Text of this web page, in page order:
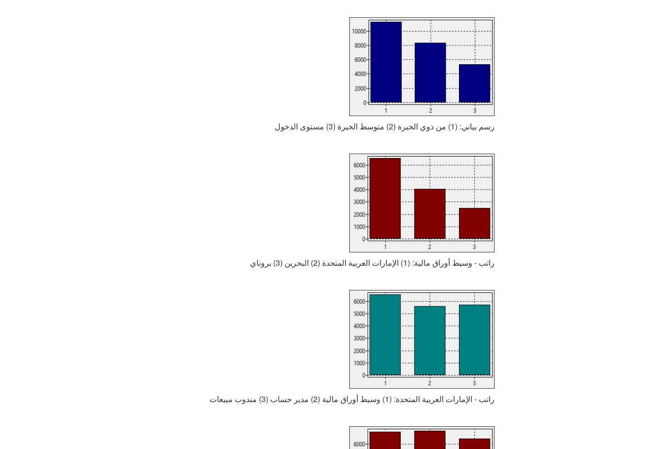
رسم بياني: (1) من ذوي الخبرة (2) متوسط الخبرة (3) مستوى الدخول
راتب - وسيط أوراق مالية: (1) الإمارات العربية المتحدة (2) البحرين (3) بروناي
راتب - الإمارات العربية المتحدة: (1) وسيط أوراق مالية (2) مدير حساب (3) مندوب مبيعات